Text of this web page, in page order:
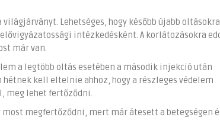
Lehetséges, hogy később újabb oltásokra
intézkedésként. A korlátozásokra
már van.
a legtöbb oltás esetében a második injekció után
kell eltelnie ahhoz, hogy a részleges védelem
meg lehet fertőződni.
megfertőződni, mert már átesett a betegségen